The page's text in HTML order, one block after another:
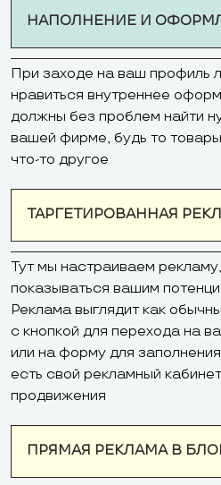
НАПОЛНЕНИЕ И
При заходе на ваш профиль
нравиться внутреннее
должны без проблем найти
вашей фирме, будь то
что-то другое
ТАРГЕТИРОВАННАЯ
Тут мы настраиваем
показываться вашим
Реклама выглядит как
с кнопкой для перехода на
или на форму для
есть свой рекламный
продвижения
ПРЯМАЯ РЕКЛАМА В